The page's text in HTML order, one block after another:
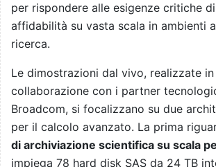
per rispondere alle esigenze critiche
affidabilità su vasta scala in ambienti
ricerca.
Le dimostrazioni dal vivo, realizzate
collaborazione con i partner
Broadcom, si focalizzano su due
per il calcolo avanzato. La prima
di archiviazione scientifica su scala
impiega 78 hard disk SAS da 24 TB